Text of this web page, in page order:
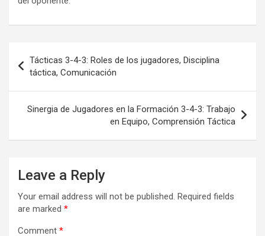
navigation
Tácticas 3-4-3: Roles de los jugadores, Disciplina
táctica, Comunicación
Sinergia de Jugadores en la Formación 3-4-3: Trabajo
en Equipo, Comprensión Táctica
Leave a Reply
Your email address will not be published. Required fields
are marked *
Comment *